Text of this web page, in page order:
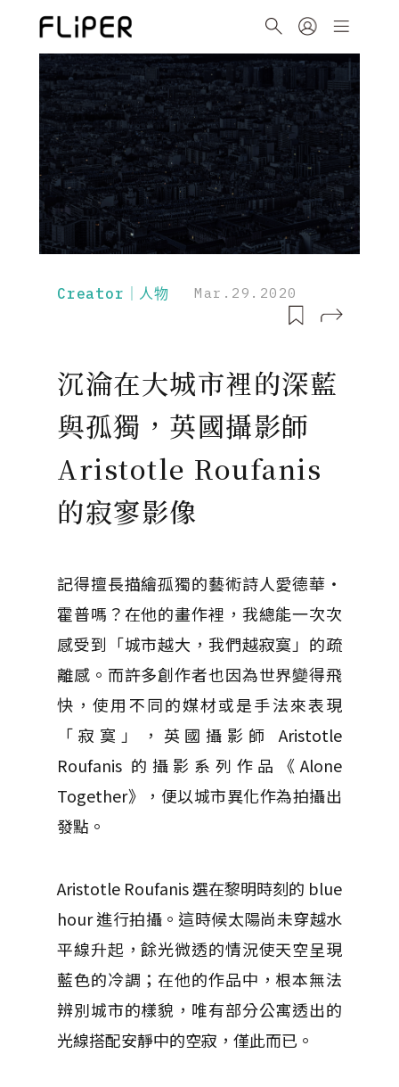
Creator｜人物 Mar.29.2020
沉淪在大城市裡的深藍
與孤獨，英國攝影師
Aristotle Roufanis
的寂寥影像
記得擅長描繪孤獨的藝術詩人愛德華・
霍普嗎？在他的畫作裡，我總能一次次
感受到「城市越大，我們越寂寞」的疏
離感。而許多創作者也因為世界變得飛
快，使用不同的媒材或是手法來表現
「寂寞」，英國攝影師 Aristotle
Roufanis 的攝影系列作品《Alone
Together》，便以城市異化作為拍攝出
發點。
Aristotle Roufanis 選在黎明時刻的 blue
hour 進行拍攝。這時候太陽尚未穿越水
平線升起，餘光微透的情況使天空呈現
藍色的冷調；在他的作品中，根本無法
辨別城市的樣貌，唯有部分公寓透出的
光線搭配安靜中的空寂，僅此而已。